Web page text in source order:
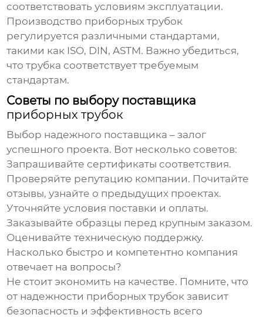
соответствовать условиям эксплуатации.
Производство приборных трубок
регулируется различными стандартами,
такими как ISO, DIN, ASTM. Важно убедиться,
что трубка соответствует требуемым
стандартам.
Советы по выбору поставщика
приборных трубок
Выбор надежного поставщика – залог
успешного проекта. Вот несколько советов:
Запрашивайте сертификаты соответствия.
Проверяйте репутацию компании. Почитайте
отзывы, узнайте о предыдущих проектах.
Уточняйте условия поставки и оплаты.
Заказывайте образцы перед крупным заказом.
Оценивайте техническую поддержку.
Насколько быстро и компетентно компания
отвечает на вопросы?
Не стоит экономить на качестве. Помните, что
от надежности приборных трубок зависит
безопасность и эффективность всего